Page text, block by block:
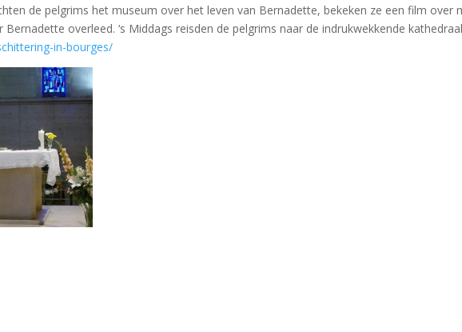
de pelgrims het museum over het leven van Bernadette, bekeken ze een film
overleed. ‘s Middags reisden de pelgrims naar de indrukwekkende
in-bourges/